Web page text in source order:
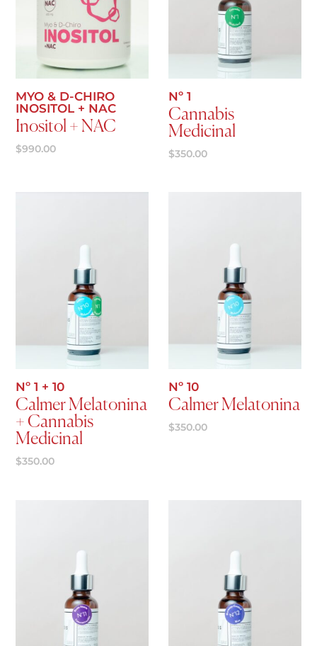
Agregar al carrito
MYO & D-CHIRO
INOSITOL + NAC
Inositol + NAC
$990.00
Agregar al carrito
Nº 1
Cannabis
Medicinal
$350.00
Agregar al carrito
Nº 1 + 10
Calmer Melatonina
+ Cannabis
Medicinal
$350.00
Agregar al carrito
Nº 10
Calmer Melatonina
$350.00